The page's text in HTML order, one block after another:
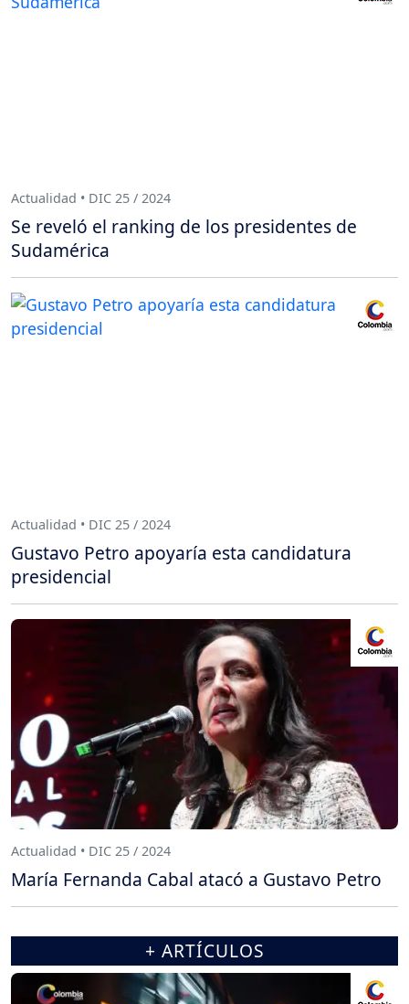
Actualidad • DIC 25 / 2024
Se reveló el ranking de los presidentes de
Sudamérica
Actualidad • DIC 25 / 2024
Gustavo Petro apoyaría esta candidatura
presidencial
Actualidad • DIC 25 / 2024
María Fernanda Cabal atacó a Gustavo Petro
+ ARTÍCULOS